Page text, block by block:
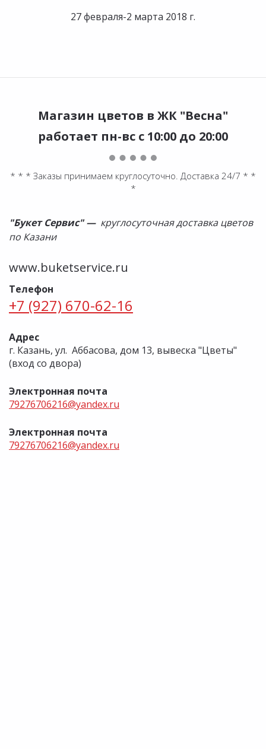
27 февраля-2 марта 2018 г.
Магазин цветов в ЖК "Весна"
работает пн-вс с 10:00 до 20:00
* * * Заказы принимаем круглосуточно. Доставка 24/7 * *
*
"Букет Сервис" — круглосуточная доставка цветов
по Казани
www.buketservice.ru
Телефон
+7 (927) 670-62-16
Адрес
г. Казань, ул. Аббасова, дом 13, вывеска "Цветы"
(вход со двора)
Электронная почта
79276706216@yandex.ru
Электронная почта
79276706216@yandex.ru